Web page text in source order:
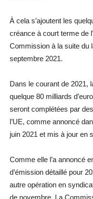
À cela s’ajoutent les
créance à court terme de
Commission à la suite du
septembre 2021.
Dans le courant de 2021,
quelque 80 milliards
seront complétées par
l’UE, comme annoncé
juin 2021 et mis à jour en
Comme elle l’a annoncé
d’émission détaillé pour
autre opération en
de novembre. La